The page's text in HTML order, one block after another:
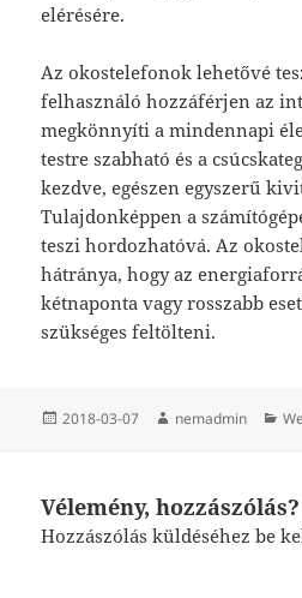
elérésére.
Az okostelefonok lehetővé
felhasználó hozzáférjen az
megkönnyíti a mindennapi
testre szabható és a
kezdve, egészen egyszerű
Tulajdonképpen a
teszi hordozhatóvá. Az
hátránya, hogy az
kétnaponta vagy rosszabb
szükséges feltölteni.
Közzétéve
2018-03-07 Szerző
nemadmin
Vélemény, hozzászólás?
Hozzászólás küldéséhezbe